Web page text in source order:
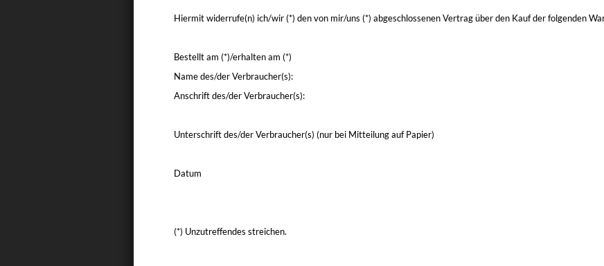
Hiermit widerrufe(n) ich/wir (*) den von mir/uns (*) abgeschlossenen Vertrag über den Kauf der folgenden
Bestellt am (*)/erhalten am (*)
Name des/der Verbraucher(s):
Anschrift des/der Verbraucher(s):
Unterschrift des/der Verbraucher(s) (nur bei Mitteilung auf Papier)
Datum
(*) Unzutreffendes streichen.